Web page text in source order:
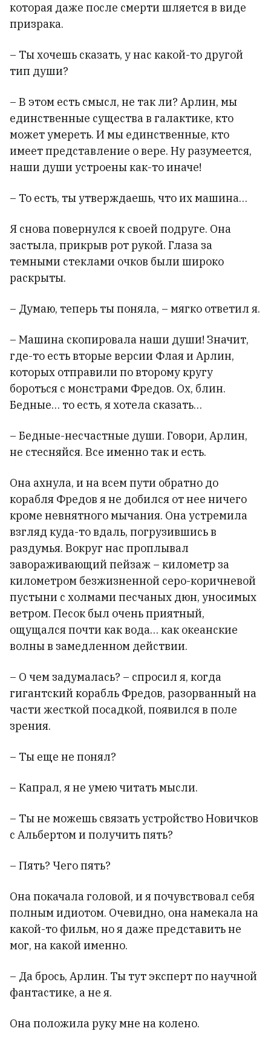
которая даже после смерти шляется в виде
призрака.
– Ты хочешь сказать, у нас какой-то другой
тип души?
– В этом есть смысл, не так ли? Арлин, мы
единственные существа в галактике, кто
может умереть. И мы единственные, кто
имеет представление о вере. Ну разумеется,
наши души устроены как-то иначе!
– То есть, ты утверждаешь, что их машина…
Я снова повернулся к своей подруге. Она
застыла, прикрыв рот рукой. Глаза за
темными стеклами очков были широко
раскрыты.
– Думаю, теперь ты поняла, – мягко ответил я.
– Машина скопировала наши души! Значит,
где-то есть вторые версии Флая и Арлин,
которых отправили по второму кругу
бороться с монстрами Фредов. Ох, блин.
Бедные… то есть, я хотела сказать…
– Бедные-несчастные души. Говори, Арлин,
не стесняйся. Все именно так и есть.
Она ахнула, и на всем пути обратно до
корабля Фредов я не добился от нее ничего
кроме невнятного мычания. Она устремила
взгляд куда-то вдаль, погрузившись в
раздумья. Вокруг нас проплывал
завораживающий пейзаж – километр за
километром безжизненной серо-коричневой
пустыни с холмами песчаных дюн, уносимых
ветром. Песок был очень приятный,
ощущался почти как вода… как океанские
волны в замедленном действии.
– О чем задумалась? – спросил я, когда
гигантский корабль Фредов, разорванный на
части жесткой посадкой, появился в поле
зрения.
– Ты еще не понял?
– Капрал, я не умею читать мысли.
– Ты не можешь связать устройство Новичков
с Альбертом и получить пять?
– Пять? Чего пять?
Она покачала головой, и я почувствовал себя
полным идиотом. Очевидно, она намекала на
какой-то фильм, но я даже представить не
мог, на какой именно.
– Да брось, Арлин. Ты тут эксперт по научной
фантастике, а не я.
Она положила руку мне на колено.